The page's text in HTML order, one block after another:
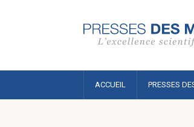
ACCUEIL PRESSES